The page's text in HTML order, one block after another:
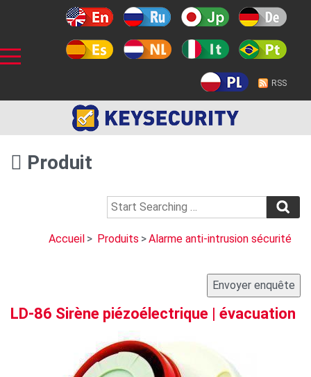
RSS
Produit
Accueil > Produits >Alarme anti-intrusion sécurité
LD-86 Sirène piézoélectrique | évacuation